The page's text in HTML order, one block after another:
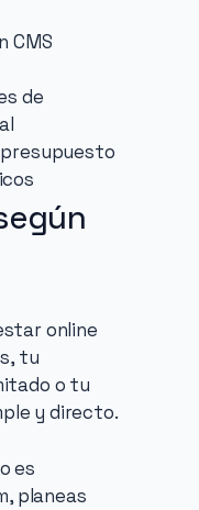
CMS
de
online
tu
o tu
y directo.
es
planeas